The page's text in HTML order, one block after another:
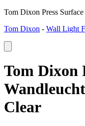
Tom Dixon Press
Tom Dixon - Wall Light
Tom Dixon
Clear